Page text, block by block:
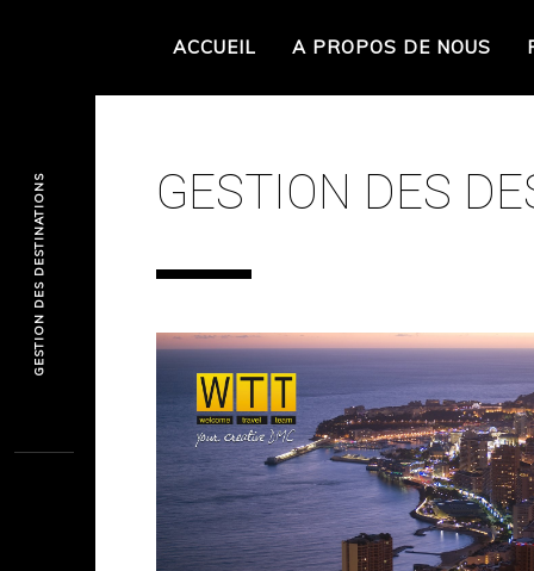
ACCUEIL A PROPOS DE NOUS
GESTION DES
GESTION DES DESTINATIONS